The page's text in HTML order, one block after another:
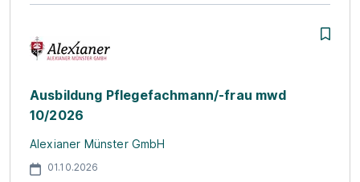
Ausbildung Pflegefachmann/-frau mwd
10/2026
Alexianer Münster GmbH
01.10.2026